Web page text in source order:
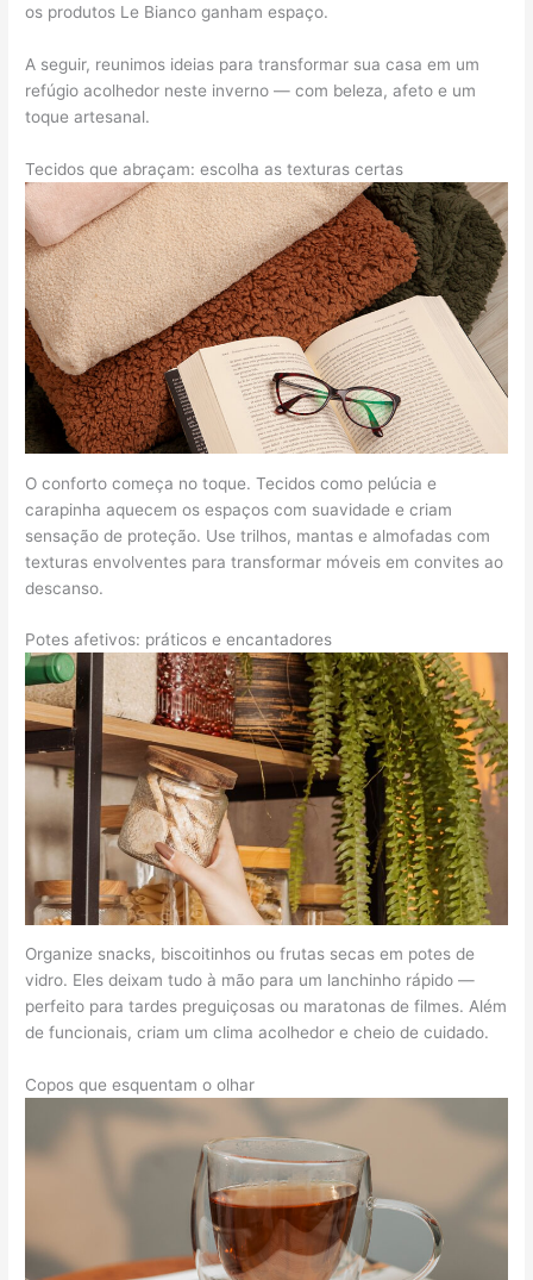
os produtos Le Bianco ganham espaço.
A seguir, reunimos ideias para transformar sua casa em um
refúgio acolhedor neste inverno — com beleza, afeto e um
toque artesanal.
Tecidos que abraçam: escolha as texturas certas
O conforto começa no toque. Tecidos como pelúcia e
carapinha aquecem os espaços com suavidade e criam
sensação de proteção. Use trilhos, mantas e almofadas com
texturas envolventes para transformar móveis em convites ao
descanso.
Potes afetivos: práticos e encantadores
Organize snacks, biscoitinhos ou frutas secas em potes de
vidro. Eles deixam tudo à mão para um lanchinho rápido —
perfeito para tardes preguiçosas ou maratonas de filmes. Além
de funcionais, criam um clima acolhedor e cheio de cuidado.
Copos que esquentam o olhar